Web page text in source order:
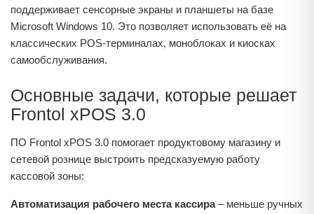
поддерживает сенсорные экраны и планшеты на базе
Microsoft Windows 10. Это позволяет использовать её на
классических POS‑терминалах, моноблоках и киосках
самообслуживания.
Основные задачи, которые решает
Frontol xPOS 3.0
ПО Frontol xPOS 3.0 помогает продуктовому магазину и
сетевой рознице выстроить предсказуемую работу
кассовой зоны:
Автоматизация рабочего места кассира– меньше ручных